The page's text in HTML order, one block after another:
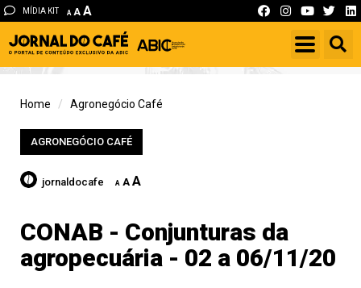
MÍDIA KIT A A A
Home Agronegócio Café
AGRONEGÓCIO CAFÉ
jornaldocafe A A A
CONAB - Conjunturas da
agropecuária - 02 a 06/11/20